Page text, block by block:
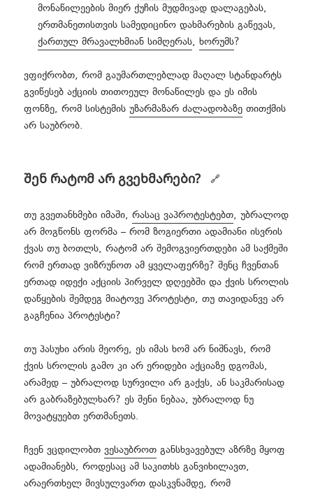
მონაწილეების მიერ ქუჩის მუდმივად დალაგებას,
ერთმანეთისთვის სამედიცინო დახმარების გაწევას,
ქართულ მრავალხმიან სიმღერას,ხორუმს?
ვფიქრობთ, რომ გაუმართლებლად მაღალ სტანდარტს
გვიწესებ აქციის თითოეულ მონაწილეს და ეს იმის
ფონზე, რომ სისტემისუზარმაზარ ძალადობაზე თითქმის
არ საუბრობ.
შენ რატომ არ გვეხმარები?
თუ გვეთანხმები იმაში,რასაც ვაპროტესტებთ, უბრალოდ
არ მოგწონს ფორმა – რომ ზოგიერთი ადამიანი ისვრის
ქვას თუ ბოთლს, რატომ არ შემოგვიერთდები ამ საქმეში
რომ ერთად ვიზრუნოთ ამ ყველაფერზე? შენც ჩვენთან
ერთად იდექი აქციის პირველ დღეებში და ქვის სროლის
დაწყების შემდეგ მიატოვე პროტესტი, თუ თავიდანვე არ
გაგჩენია პროტესტი?
თუ პასუხი არის მეორე, ეს იმას ხომ არ ნიშნავს, რომ
ქვის სროლის გამო კი არ ერიდები აქციაზე დგომას,
არამედ – უბრალოდ სურვილი არ გაქვს, ან საკმარისად
არ გაბრაზებულხარ? ეს შენი ნებაა, უბრალოდ ნუ
მოვატყუებთ ერთმანეთს.
ჩვენ ვცდილობთვესაუბროთ განსხვავებულ აზრზე მყოფ
ადამიანებს, როდესაც ამ საკითხს განვიხილავთ,
არაერთხელ მივსულვართ დასკვნამდე, რომ